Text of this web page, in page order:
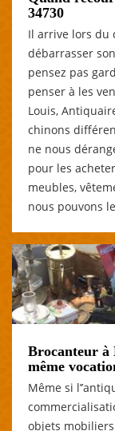
34730
Il arrive lors du
débarrasser
pensez pas
penser à les
Louis,
chinons
ne nous
pour les
meubles,
nous pouvons
Brocanteur à
même
Même si
objets